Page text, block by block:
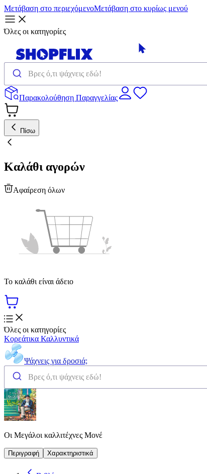
Μετάβαση στο περιεχόμενοΜετάβαση στο κυρίως μενού
Όλες οι κατηγορίες
Παρακολούθηση Παραγγελίας
Πίσω
Καλάθι αγορών
Αφαίρεση όλων
Το καλάθι είναι άδειο
Όλες οι κατηγορίες
Κορεάτικα Καλλυντικά
Ψάχνεις για δροσιά;
Οι Μεγάλοι καλλιτέχνες Μονέ
Περιγραφή Χαρακτηριστικά